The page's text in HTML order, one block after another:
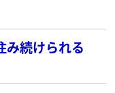
み続けられる